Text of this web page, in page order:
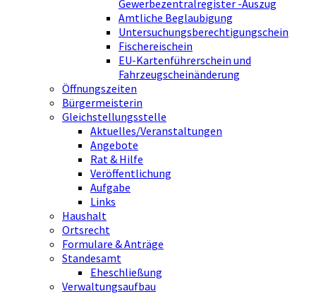
Gewerbezentralregister -Auszug
Amtliche Beglaubigung
Untersuchungsberechtigungschein
Fischereischein
EU-Kartenführerschein und
Fahrzeugscheinänderung
Öffnungszeiten
Bürgermeisterin
Gleichstellungsstelle
Aktuelles/Veranstaltungen
Angebote
Rat & Hilfe
Veröffentlichung
Aufgabe
Links
Haushalt
Ortsrecht
Formulare & Anträge
Standesamt
Eheschließung
Verwaltungsaufbau